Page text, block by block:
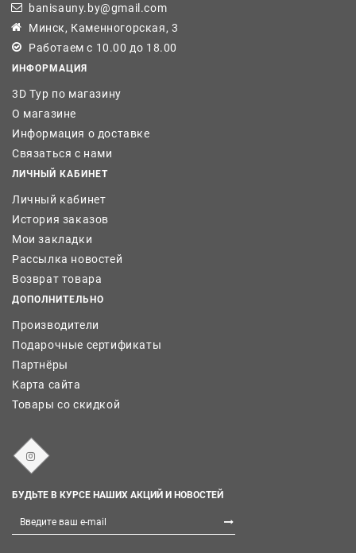
banisauny.by@gmail.com
Минск, Каменногорская, 3
Работаем с 10.00 до 18.00
ИНФОРМАЦИЯ
3D Тур по магазину
О магазине
Информация о доставке
Связаться с нами
ЛИЧНЫЙ КАБИНЕТ
Личный кабинет
История заказов
Мои закладки
Рассылка новостей
Возврат товара
ДОПОЛНИТЕЛЬНО
Производители
Подарочные сертификаты
Партнёры
Карта сайта
Товары со скидкой
БУДЬТЕ В КУРСЕ НАШИХ АКЦИЙ И НОВОСТЕЙ